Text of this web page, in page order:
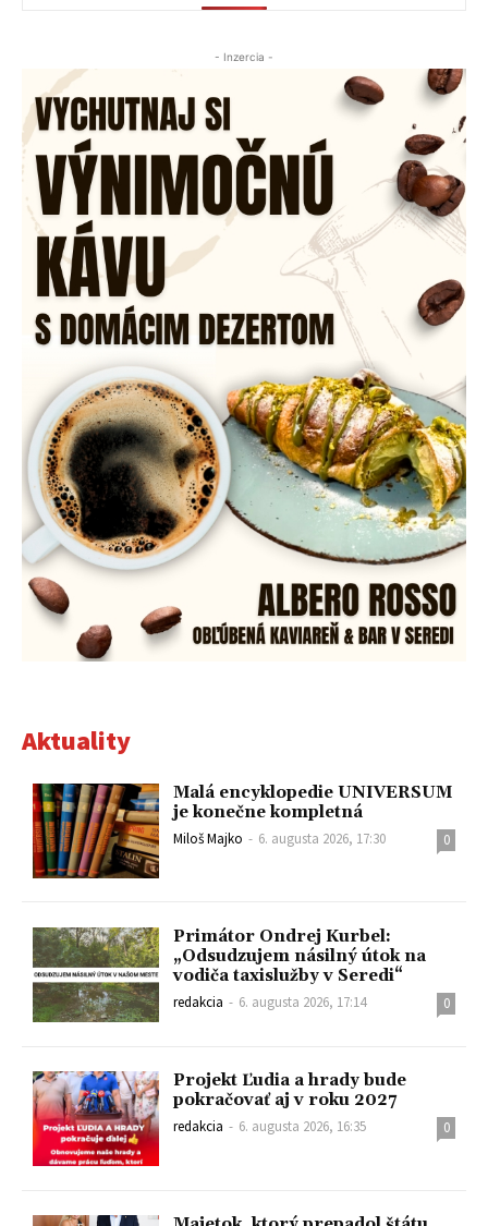
- Inzercia -
Aktuality
Malá encyklopedie UNIVERSUM
je konečne kompletná
Miloš Majko - 6. augusta 2026, 17:30 0
Primátor Ondrej Kurbel:
„Odsudzujem násilný útok na
vodiča taxislužby v Seredi“
redakcia - 6. augusta 2026, 17:14 0
Projekt Ľudia a hrady bude
pokračovať aj v roku 2027
redakcia - 6. augusta 2026, 16:35 0